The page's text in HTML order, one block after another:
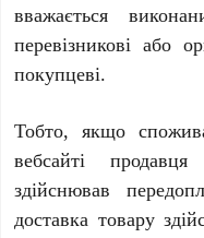
вважається
перевізникові або
покупцеві.
Тобто, якщо
вебсайті
здійснював
доставка товару